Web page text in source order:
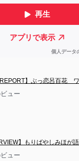
REPORT】ぶっ恋呂百花　
ュー
】もりばやしみほが
ュー